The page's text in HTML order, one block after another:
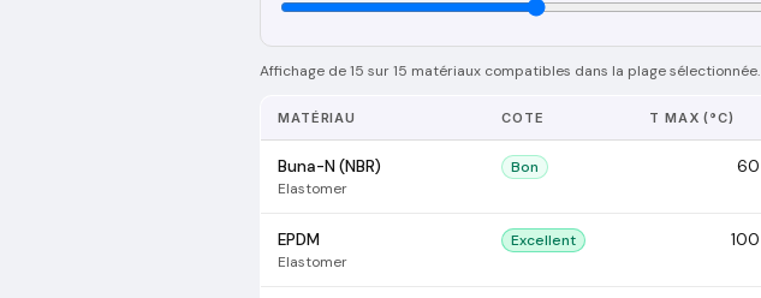
Affichage de 15 sur 15 matériaux compatibles dans la plage sélectionnée.
MATÉRIAU COTE T MAX (°C)
Buna-N (NBR)
Elastomer
Bon 60
EPDM
Elastomer
Excellent 100